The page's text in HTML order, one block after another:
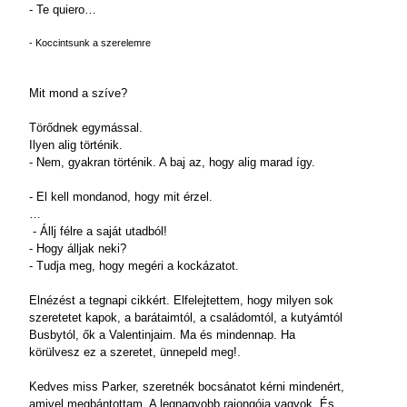
- Te quiero…
- Koccintsunk a szerelemre
Mit mond a szíve?
Törődnek egymással.
Ilyen alig történik.
- Nem, gyakran történik. A baj az, hogy alig marad így.
- El kell mondanod, hogy mit érzel.
…
- Állj félre a saját utadból!
- Hogy álljak neki?
- Tudja meg, hogy megéri a kockázatot.
Elnézést a tegnapi cikkért. Elfelejtettem, hogy milyen sok
szeretetet kapok, a barátaimtól, a családomtól, a kutyámtól
Busbytól, ők a Valentinjaim. Ma és mindennap. Ha
körülvesz ez a szeretet, ünnepeld meg!.
Kedves miss Parker, szeretnék bocsánatot kérni mindenért,
amivel megbántottam. A legnagyobb rajongója vagyok. És